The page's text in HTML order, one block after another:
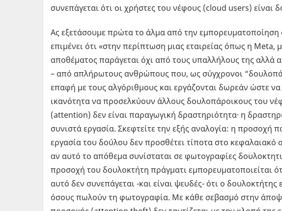
συνεπάγεται ότι οι χρήστες του νέφους (cloud users) είναι
Ας εξετάσουμε πρώτα το άλμα από την
επιμένει ότι «στην περίπτωση μιας εταιρείας όπως η
αποθέματος παράγεται όχι από τους υπαλλήλους της αλλά
– από απλήρωτους ανθρώπους που, ως σύγχρονοι
επαφή με τους αλγόριθμους και εργάζονται δωρεάν ώστε
ικανότητα να προσελκύουν άλλους δουλοπάροικους του
(attention) δεν είναι παραγωγική δραστηριότητα· η
συνιστά εργασία. Σκεφτείτε την εξής αναλογία: η προσοχή
εργασία του δούλου δεν προσθέτει τίποτα στο
αν αυτό το απόθεμα συνίσταται σε φωτογραφίες
προσοχή του δουλοκτήτη πράγματι εμπορευματοποιείται
αυτό δεν συνεπάγεται -και είναι ψευδές- ότι ο
όσους πωλούν τη φωτογραφία. Με κάθε σεβασμό στην